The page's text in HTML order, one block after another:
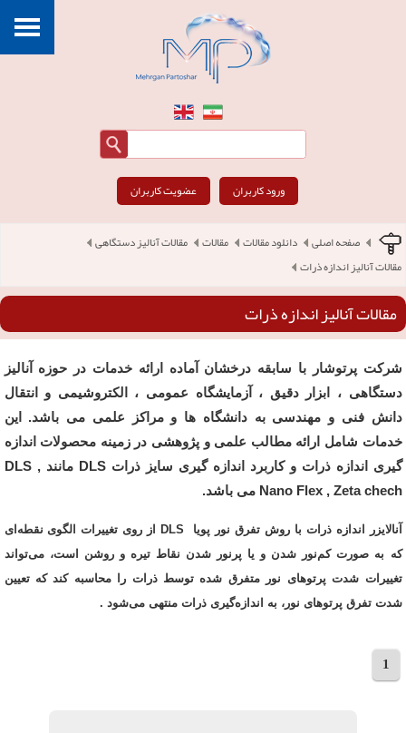
ورود کاربران عضویت کاربران
صفحه اصلی دانلود مقالات مقالات
مقالات آنالیز دستگاهی
مقالات آنالیز اندازه ذرات
مقالات آنالیز اندازه ذرات
شرکت پرتوشار با سابقه درخشان آماده ارائه خدمات در حوزه آنالیز
دستگاهی ، ابزار دقیق ، آزمایشگاه عمومی ، الکتروشیمی و انتقال
دانش فنی و مهندسی به دانشگاه ها و مراکز علمی می باشد. این
خدمات شامل ارائه مطالب علمی و پژوهشی در زمینه محصولات اندازه
گیری اندازه ذرات و کاربرد اندازه گیری سایز ذرات DLS مانند DLS ,
Nano Flex , Zeta chech می باشد.
آنالایزر اندازه ذرات با روش تفرق نور پویا DLS از روی تغییرات الگوی نقطه‌ای
که به صورت کم‌نور شدن و یا پر‌نور شدن نقاط تیره و روشن است، می‌تواند
تغییرات شدت پرتوهای نور متفرق شده توسط ذرات را محاسبه کند که تعیین
شدت تفرق پرتوهای نور، به اندازه‌گیری ذرات منتهی می‌شود .
1